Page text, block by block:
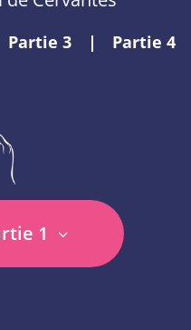
Partie 3 | Partie 4
1